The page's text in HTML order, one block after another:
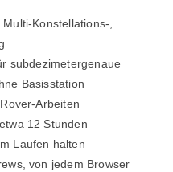
Konstellations-,
subdezimetergenaue
Basisstation
Arbeiten
12 Stunden
Laufen halten
von jedem Browser